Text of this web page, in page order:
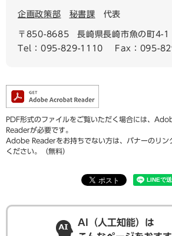
企画政策部 秘書課 代表
〒850-8685
長崎県長崎市魚の町4-1
Tel：095-829-1110
Fax：095-
PDF形式のファイルをご覧いただく場合には、
Readerが必要です。
Adobe Readerをお持ちでない方は、バナーのリン
ください。（無料）
AI（人工知能）は